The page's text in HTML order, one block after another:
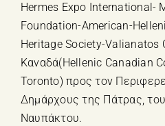
Hermes Expo International-
Foundation-American-
Heritage Society-Valianatos
Καναδά(Hellenic Canadian
Toronto) προς τον
Δημάρχους της Πάτρας,
Ναυπάκτου.